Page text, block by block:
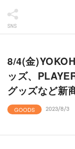
SNS
8/4(金
ッズ、
グッズなど新
GOODS 2023/8/3